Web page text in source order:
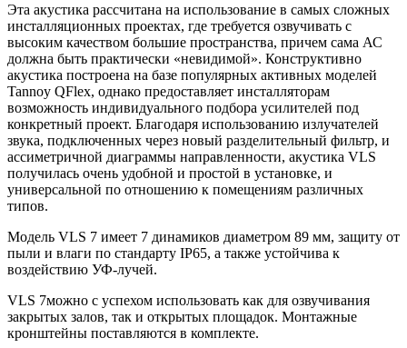
Эта акустика рассчитана на использование в самых сложных
инсталляционных проектах, где требуется озвучивать с
высоким качеством большие пространства, причем сама АС
должна быть практически «невидимой». Конструктивно
акустика построена на базе популярных активных моделей
Tannoy QFlex, однако предоставляет инсталляторам
возможность индивидуального подбора усилителей под
конкретный проект. Благодаря использованию излучателей
звука, подключенных через новый разделительный фильтр, и
ассиметричной диаграммы направленности, акустика VLS
получилась очень удобной и простой в установке, и
универсальной по отношению к помещениям различных
типов.
Модель VLS 7 имеет 7 динамиков диаметром 89 мм, защиту от
пыли и влаги по стандарту IP65, а также устойчива к
воздействию УФ-лучей.
VLS 7можно с успехом использовать как для озвучивания
закрытых залов, так и открытых площадок. Монтажные
кронштейны поставляются в комплекте.